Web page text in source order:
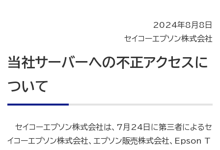
2024年8月8日
セイコーエプソン株式会社
当社サーバーへの不正アクセスに
ついて
セイコーエプソン株式会社は、7月24日に第三者によるセ
イコーエプソン株式会社、エプソン販売株式会社、Epson T